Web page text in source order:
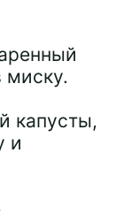
миску.
капусты,
и